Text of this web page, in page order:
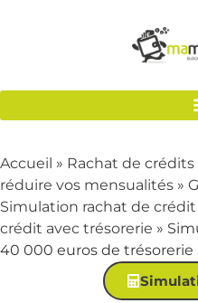
Accueil » Rachat de
réduire vos mensualités »
Simulation rachat de crédit
crédit avec trésorerie »
40 000 euros de trésorerie